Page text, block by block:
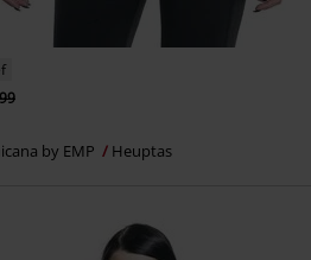
by EMP Heuptas